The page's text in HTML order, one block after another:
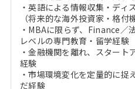
・英語による情報収集・ディ
（将来的な海外投資家・格付
・MBAに限らず、Finance／
レベルの専門教育・留学経験
・金融機関を離れ、スタート
経験
・市場環境変化を定量的に捉
だ経験